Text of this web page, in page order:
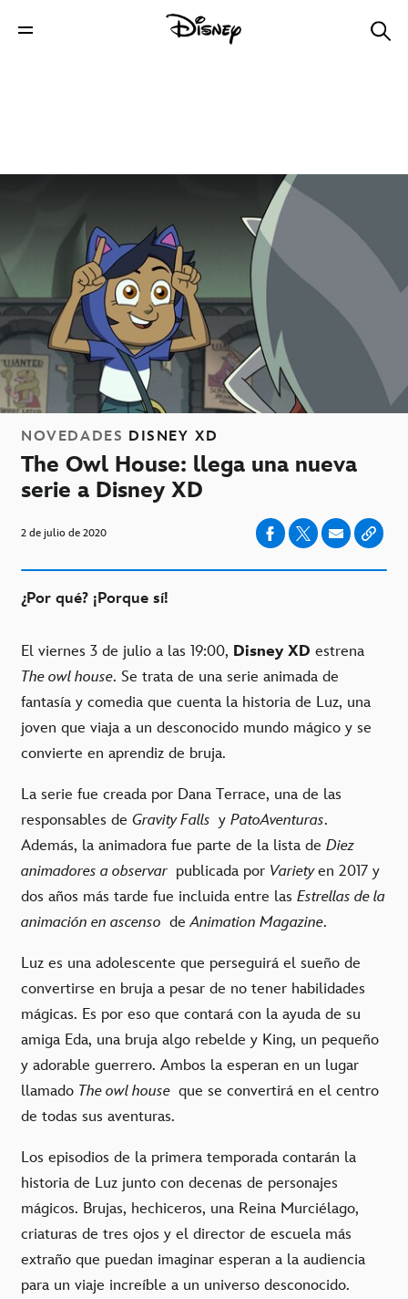
NOVEDADES DISNEY XD
The Owl House: llega una nueva
serie a Disney XD
2 de julio de 2020
¿Por qué? ¡Porque sí!
El viernes 3 de julio a las 19:00, Disney XD estrena
The owl house. Se trata de una serie animada de
fantasía y comedia que cuenta la historia de Luz, una
joven que viaja a un desconocido mundo mágico y se
convierte en aprendiz de bruja.
La serie fue creada por Dana Terrace, una de las
responsables de Gravity Falls y PatoAventuras.
Además, la animadora fue parte de la lista de Diez
animadores a observar publicada por Varietyen 2017 y
dos años más tarde fue incluida entre las Estrellas de la
animación en ascenso deAnimation Magazine.
Luz es una adolescente que perseguirá el sueño de
convertirse en bruja a pesar de no tener habilidades
mágicas. Es por eso que contará con la ayuda de su
amiga Eda, una bruja algo rebelde y King, un pequeño
y adorable guerrero. Ambos la esperan en un lugar
llamado The owl house que se convertirá en el centro
de todas sus aventuras.
Los episodios de la primera temporada contarán la
historia de Luz junto con decenas de personajes
mágicos. Brujas, hechiceros, una Reina Murciélago,
criaturas de tres ojos y el director de escuela más
extraño que puedan imaginar esperan a la audiencia
para un viaje increíble a un universo desconocido.